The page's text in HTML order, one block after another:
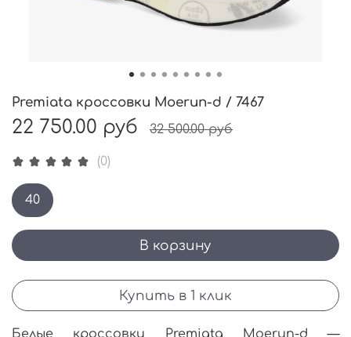
(0)
Premiata кроссовки Moerun-d / 7467
22 750.00 руб 32 500.00 руб
В корзину
Купить в 1 клик
40
Белые кроссовки Premiata Moerun-d —